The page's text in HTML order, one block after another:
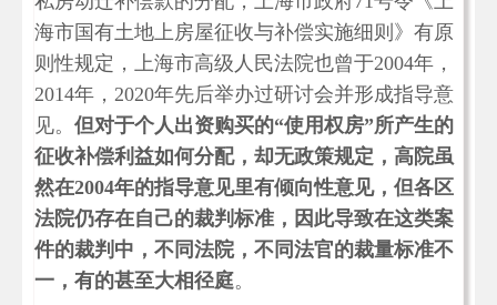
海市国有土地上房屋征收与补偿实施细则》有原
则性规定，上海市高级人民法院也曾于2004年，
2014年，2020年先后举办过研讨会并形成指导意
见。 但对于个人出资购买的“使用权房”所产生的
征收补偿利益如何分配，却无政策规定，高院虽
然在2004年的指导意见里有倾向性意见，但各区
法院仍存在自己的裁判标准，因此导致在这类案
件的裁判中，不同法院，不同法官的裁量标准不
一，有的甚至大相径庭。